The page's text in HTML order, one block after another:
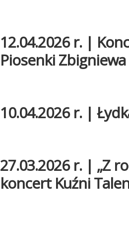
12.04.2026 r. |
Piosenki
10.04.2026 r. |
27.03.2026 r. | „Z
koncert Kuźni